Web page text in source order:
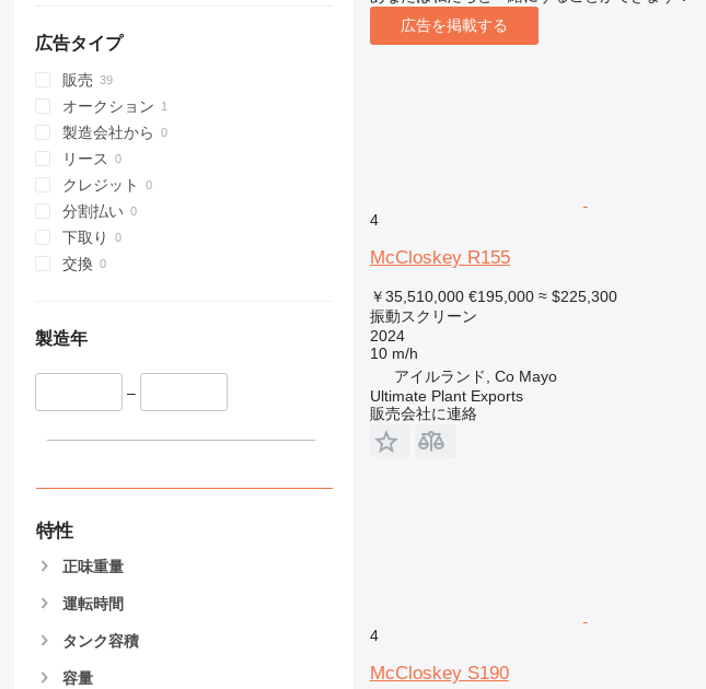
広告タイプ
販売
オークション
製造会社から
リース
クレジット
分割払い
下取り
交換
製造年
–
特性
正味重量
運転時間
タンク容積
容量
広告を掲載する
4
McCloskey R155
￥35,510,000 €195,000 ≈ $225,300
振動スクリーン
2024
10 m/h
アイルランド, Co Mayo
Ultimate Plant Exports
販売会社に連絡
4
McCloskey S190